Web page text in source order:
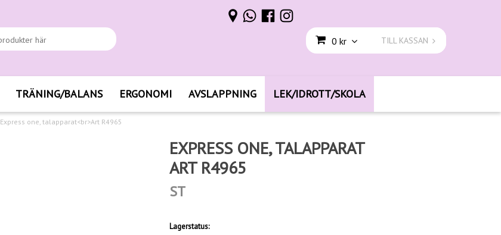
0 kr TILL KASSAN
TRÄNING/BALANS ERGONOMI AVSLAPPNING LEK/IDROTT/SKOLA
Express one, talapparat<br>Art R4965
EXPRESS ONE, TALAPPARAT
ART R4965
ST
Lagerstatus: